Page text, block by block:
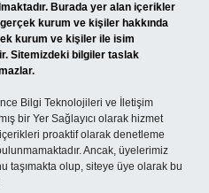
Burada yer alan içerikler
kurum ve kişiler hakkında
kurum ve kişiler ile isim
Sitemizdeki bilgiler taslak
Bilgi Teknolojileri ve İletişim
bir Yer Sağlayıcı olarak hizmet
proaktif olarak denetleme
Ancak, üyelerimiz
taşımakta olup, siteye üye olarak bu